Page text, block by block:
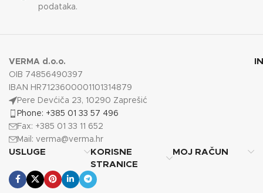
podataka.
VERMA d.o.o.
OIB 74856490397
IBAN HR7123600001101314879
Pere Devćiča 23, 10290 Zaprešić
Phone: +385 01 33 57 496
Fax: +385 01 33 11 652
Mail: verma@verma.hr
USLUGE
KORISNE
STRANICE
MOJ RAČUN